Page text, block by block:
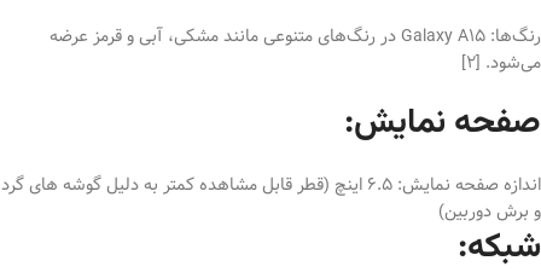
رنگ‌ها: Galaxy A15 در رنگ‌های متنوعی مانند مشکی، آبی و قرمز عرضه
می‌شود. [2]
صفحه نمایش:
اندازه صفحه نمایش: 6.5 اینچ (قطر قابل مشاهده کمتر به دلیل گوشه های گرد
و برش دوربین)
شبکه: